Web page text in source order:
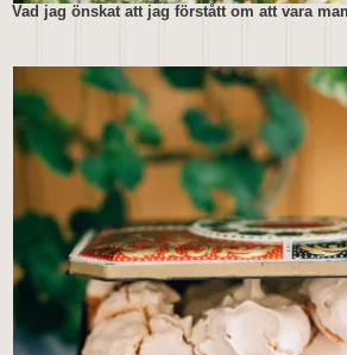
Vad jag önskat att jag förstått om att vara